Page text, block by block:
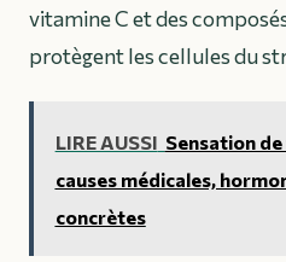
vitamine C et des
protègent les cellules du
LIRE AUSSI Sensation
causes médicales,
concrètes